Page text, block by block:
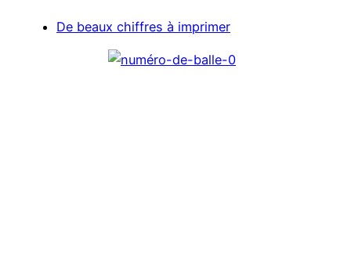
De beaux chiffres à imprimer